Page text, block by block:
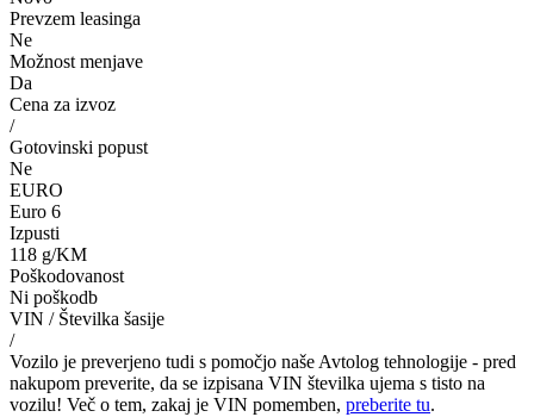
Prevzem leasinga
Ne
Možnost menjave
Da
Cena za izvoz
/
Gotovinski popust
Ne
EURO
Euro 6
Izpusti
118 g/KM
Poškodovanost
Ni poškodb
VIN / Številka šasije
/
Vozilo je preverjeno tudi s pomočjo naše Avtolog tehnologije - pred
nakupom preverite, da se izpisana VIN številka ujema s tisto na
vozilu! Več o tem, zakaj je VIN pomemben, preberite tu.